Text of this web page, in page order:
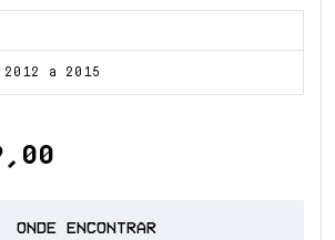
a 2015
ONDE ENCONTRAR